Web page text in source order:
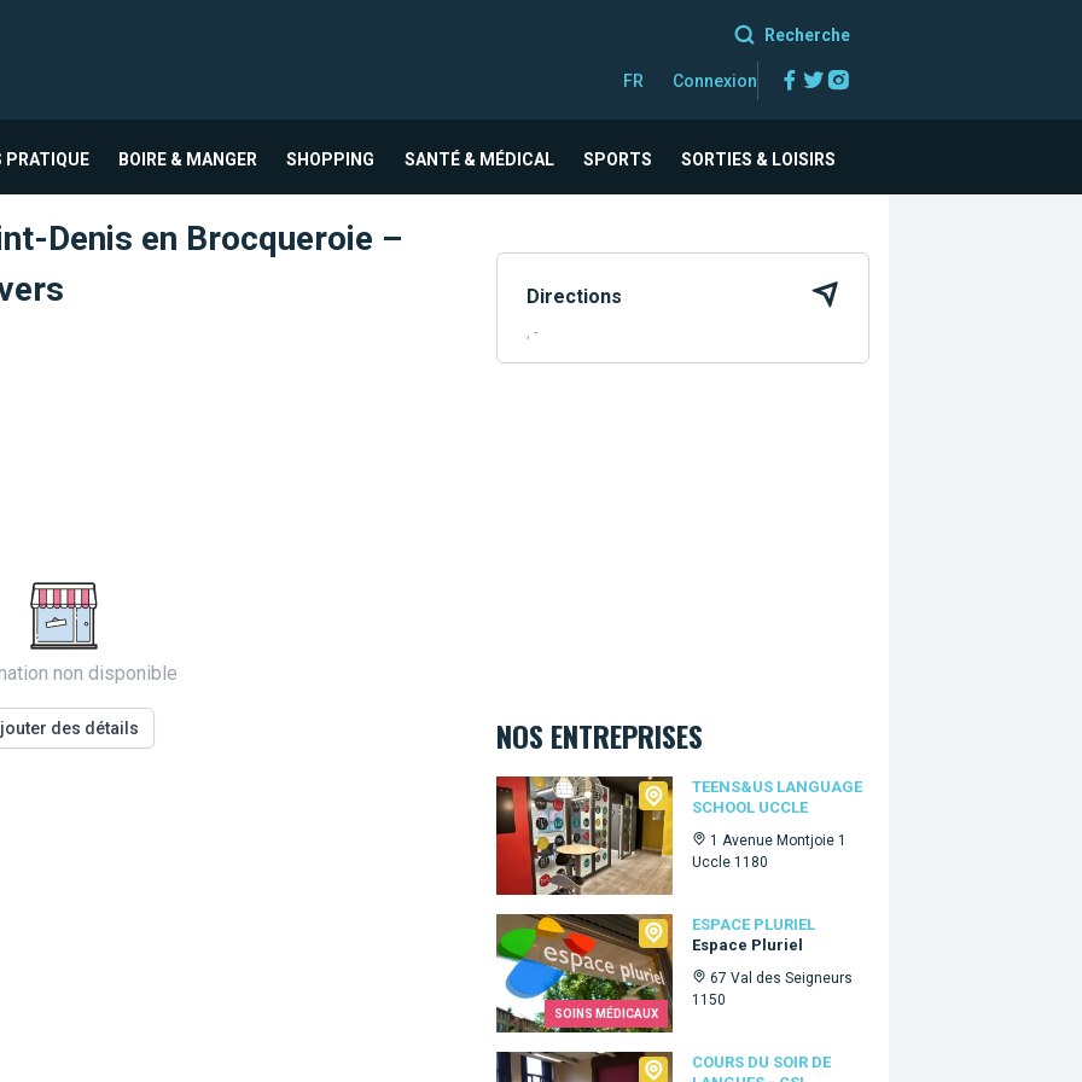
Recherche
FR Connexion Facebook
Twitter
PRATIQUE BOIRE & MANGER SHOPPING SANTÉ & MÉDICAL SPORTS SORTIES & LOISIRS
Denis en Brocqueroie –
non disponible
des détails
Directions
, -
NOS ENTREPRISES
TEENS&US LANGUAGE
SCHOOL UCCLE
1 Avenue Montjoie 1
Uccle 1180
Teens&Us language school Uccle
SOINS MÉDICAUX
ESPACE PLURIEL
Espace Pluriel
67 Val des Seigneurs
1150
Espace Pluriel
COURS DU SOIR DE
Cours du Soir de Langues - CSL Bruxelles